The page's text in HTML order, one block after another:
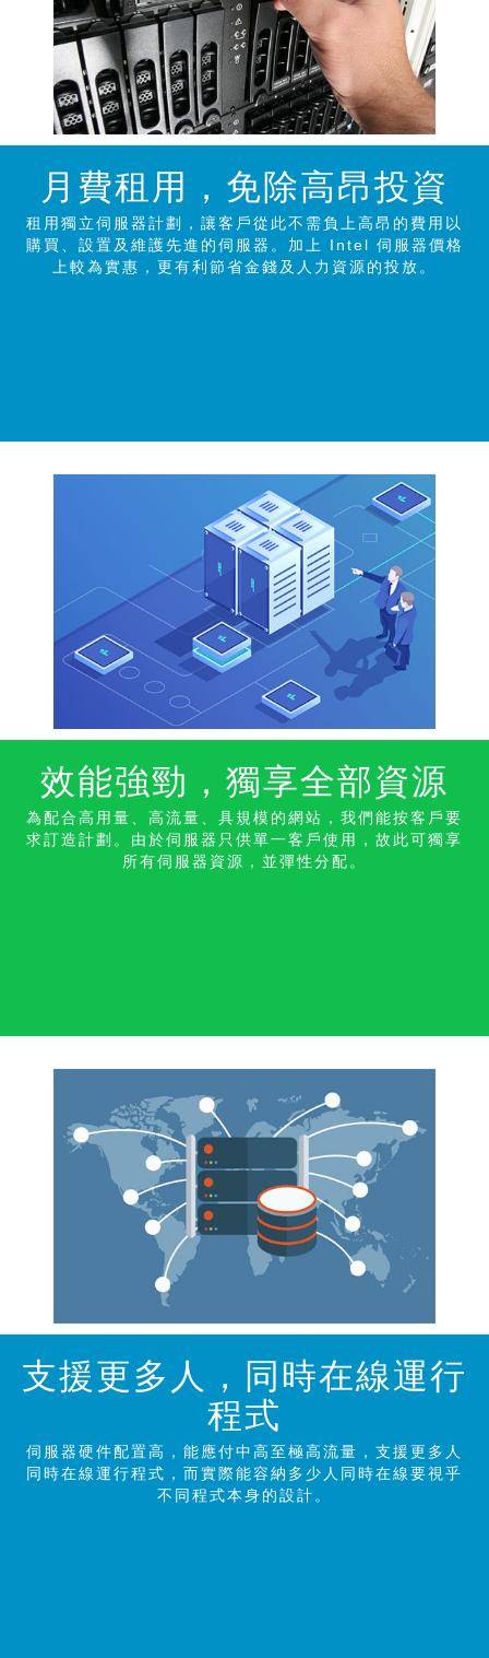
月費租用，免除高昂投資
租用獨立伺服器計劃，讓客戶從此不需負上高昂的費用以
購買、設置及維護先進的伺服器。加上 Intel 伺服器價格
上較為實惠，更有利節省金錢及人力資源的投放。
效能強勁，獨享全部資源
為配合高用量、高流量、具規模的網站，我們能按客戶要
求訂造計劃。由於伺服器只供單一客戶使用，故此可獨享
所有伺服器資源，並彈性分配。
支援更多人，同時在線運行
程式
伺服器硬件配置高，能應付中高至極高流量，支援更多人
同時在線運行程式，而實際能容納多少人同時在線要視乎
不同程式本身的設計。